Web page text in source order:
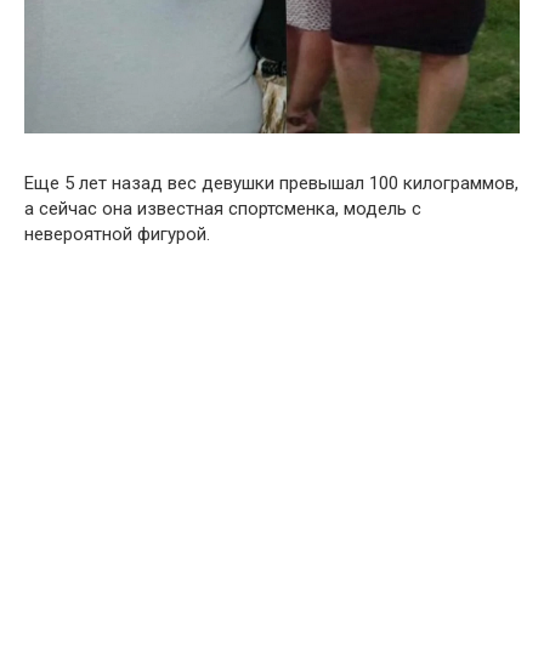
Еще 5 лет назад вес девушки превышал 100 килограммов,
а сейчас она известная спортсменка, модель с
невероятной фигурой.